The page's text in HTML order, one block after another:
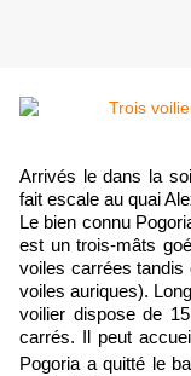
Arrivés le dans la
fait escale au quai
Le bien connu
est un trois-mâts
voiles carrées tandis
voiles auriques).
voilier dispose de
carrés. Il peut
Pogoria a quitté le